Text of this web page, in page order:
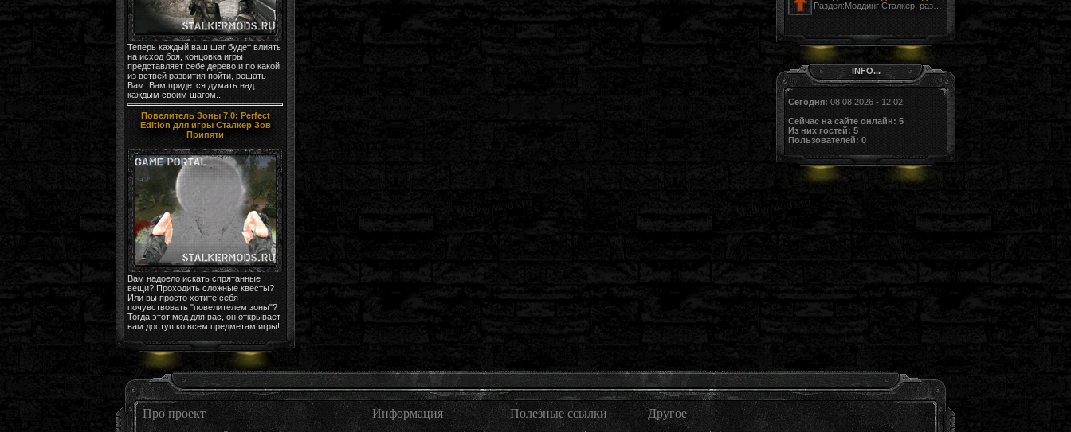
Теперь каждый ваш шаг будет влиять
на исход боя, концовка игры
представляет себе дерево и по какой
из ветвей развития пойти, решать
Вам. Вам придется думать над
каждым своим шагом...
Повелитель Зоны 7.0: Perfect
Edition для игры Сталкер Зов
Припяти
Вам надоело искать спрятанные
вещи? Проходить сложные квесты?
Или вы просто хотите себя
почувствовать "повелителем зоны"?
Тогда этот мод для вас, он открывает
вам доступ ко всем предметам игры!
Раздел:Моддинг Сталкер, разработка модов
INFO...
Сегодня: 08.08.2026 - 12:02
Сейчас на сайте онлайн: 5
Из них гостей: 5
Пользователей: 0
Про проект Информация Полезные ссылки Другое